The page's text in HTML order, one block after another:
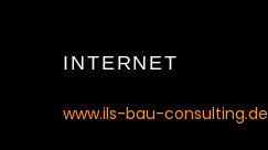
INTERNET
www.ils-bau-consulting.de